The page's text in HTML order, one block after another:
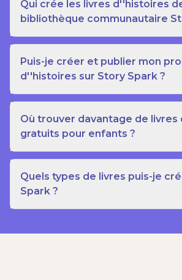
Qui crée les livres d''histoires
bibliothèque communautaire
Puis-je créer et publier mon
d''histoires sur Story Spark ?
Où trouver davantage de livres
gratuits pour enfants ?
Quels types de livres puis-je
Spark ?